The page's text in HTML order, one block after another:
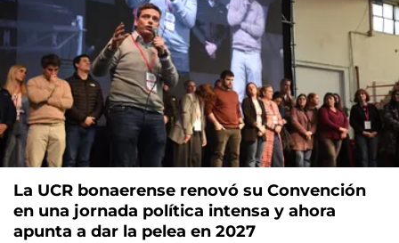
La UCR bonaerense renovó su Convención
en una jornada política intensa y ahora
apunta a dar la pelea en 2027